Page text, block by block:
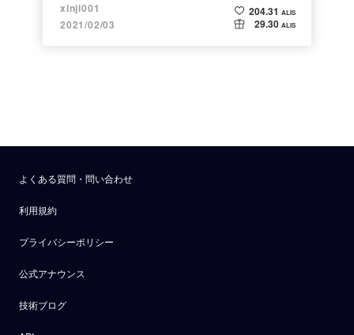
xinji001
2021/02/03
204.31 ALIS
29.30 ALIS
よくある質問・問い合わせ
利用規約
プライバシーポリシー
公式アナウンス
技術ブログ